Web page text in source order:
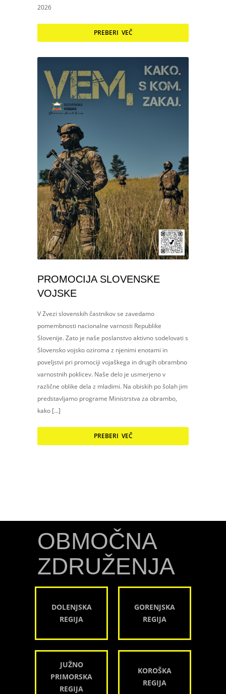
2026
PREBERI VEČ
PROMOCIJA SLOVENSKE
VOJSKE
V Zvezi slovenskih častnikov se zavedamo
pomembnosti nacionalne varnosti Republike
Slovenije. Zato je naše poslanstvo aktivno sodelovati s
Slovensko vojsko oziroma z njenimi enotami in
poveljstvi pri promociji vojaškega in drugih obrambno
varnostnih poklicev. Naše delo je usmerjeno v
različne oblike dela z mladimi. Na obiskih po šolah jim
predstavljamo programe Ministrstva za obrambo,
kako […]
PREBERI VEČ
OBMOČNA
ZDRUŽENJA
DOLENJSKA
REGIJA
GORENJSKA
REGIJA
JUŽNO
PRIMORSKA
REGIJA
KOROŠKA
REGIJA